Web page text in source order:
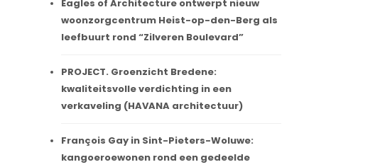
Eagles of Architecture ontwerpt nieuw
woonzorgcentrum Heist-op-den-Berg als
leefbuurt rond “Zilveren Boulevard”
PROJECT. Groenzicht Bredene:
kwaliteitsvolle verdichting in een
verkaveling (HAVANA architectuur)
François Gay in Sint-Pieters-Woluwe:
kangoeroewonen rond een gedeelde